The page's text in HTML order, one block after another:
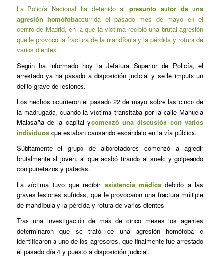
La Policía Nacional ha detenido alpresunto autor de una
agresión homófobaocurrida el pasado mes de mayo en el
centro de Madrid, en la que la víctima recibió una brutal agresión
que le provocó la fractura de la mandíbula y la pérdida y rotura de
varios dientes.
Según ha informado hoy la Jefatura Superior de Policía, el
arrestado ya ha pasado a disposición judicial y se le imputa un
delito grave de lesiones.
Los hechos ocurrieron el pasado 22 de mayo sobre las cinco de
la madrugada, cuando la víctima transitaba por la calle Manuela
Malasaña de la capital ycomenzó una discusión con varios
individuos que estaban causando escándalo en la vía pública.
Súbitamente el grupo de alborotadores comenzó a agredir
brutalmente al joven, al que acabó tirando al suelo y golpeando
con puñetazos y patadas.
La víctima tuvo que recibir asistencia médica debido a las
graves lesiones sufridas, que le provocaron una fractura múltiple
de mandíbula y la pérdida y rotura de varios dientes.
Tras una investigación de más de cinco meses los agentes
determinaron que se trató de una agresión homófoba e
identificaron a uno de los agresores, que finalmente fue arrestado
el pasado día 4 y puesto a disposición judicial.